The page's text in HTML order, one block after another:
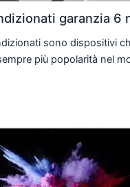
garanzia 6
sono dispositivi
più popolarità nel